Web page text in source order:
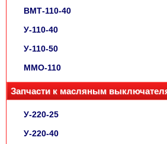
ВМТ-110-40
У-110-40
У-110-50
ММО-110
Запчасти к масляным
У-220-25
У-220-40